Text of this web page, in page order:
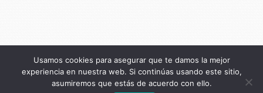
Usamos cookies para asegurar que te damos la mejor
experiencia en nuestra web. Si continúas usando este sitio,
asumiremos que estás de acuerdo con ello.